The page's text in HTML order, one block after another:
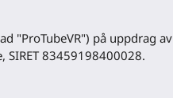
"ProTubeVR") på uppdrag av
SIRET 83459198400028.